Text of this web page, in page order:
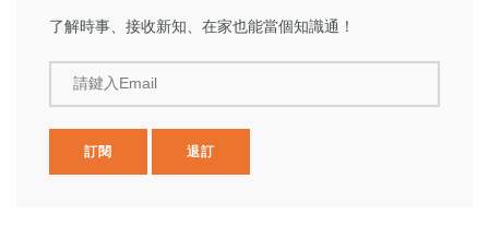
了解時事、接收新知、在家也能當個知識通！
請鍵入Email
訂閱 退訂